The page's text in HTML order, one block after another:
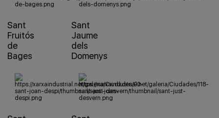
Sant
Fruitós
de
Bages
Sant
Jaume
dels
Domenys